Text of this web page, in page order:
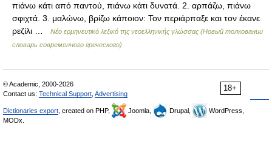
πιάνω κάτι από παντού, πιάνω κάτι δυνατά. 2. αρπάζω, πιάνω
σφιχτά. 3. μαλώνω, βρίζω κάποιον: Τον περιάρπαξε και τον έκανε
ρεζίλι …
Νέο ερμηνευτικό λεξικό της νεοελληνικής γλώσσας (Новый толковании
словарь современного греческого)
18+
© Academic, 2000-2026
Contact us: Technical Support Advertising
Dictionaries export , created on PHP, Joomla, Drupal,
WordPress,
MODx.